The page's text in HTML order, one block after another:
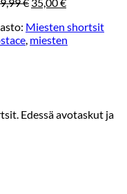
oli:
39,99 €.
on:
35,00 €.
Miesten shortsit
, miesten
Edessä avotaskut ja